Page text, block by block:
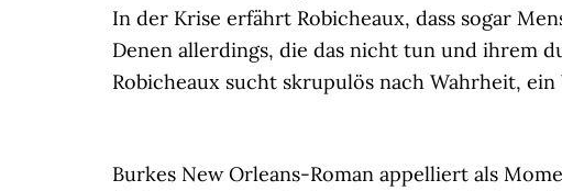
In der Krise erfährt Robicheaux, dass sogar
Denen allerdings, die das nicht tun und ihrem
Robicheaux sucht skrupulös nach Wahrheit,
Burkes New Orleans-Roman appelliert als